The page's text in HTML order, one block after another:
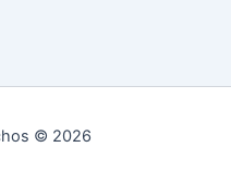
© 2026